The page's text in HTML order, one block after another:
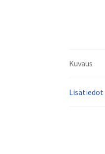
Kuvaus
Lisätiedot